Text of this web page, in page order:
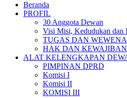
Beranda
PROFIL
30 Anggota Dewan
Visi Misi, Kedudukan dan
TUGAS DAN
HAK DAN
ALAT KELENGKAPAN
PIMPINAN DPRD
Komisi I
Komisi II
KOMISI III